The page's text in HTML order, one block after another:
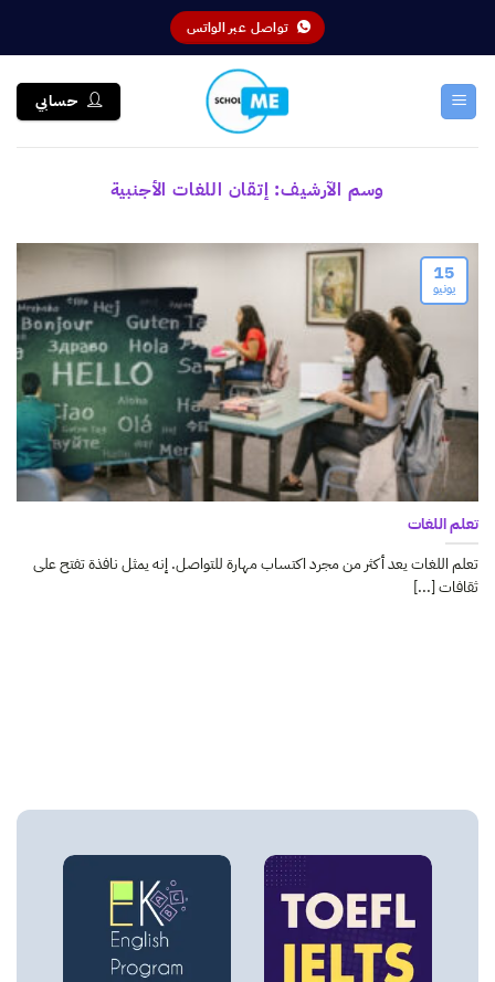
تواصل عبر الواتس
حسابي
وسم الآرشيف: إتقان اللغات الأجنبية
تعلم اللغات
تعلم اللغات يعد أكثر من مجرد اكتساب مهارة للتواصل. إنه يمثل نافذة تفتح على
ثقافات [...]
15
يونيو